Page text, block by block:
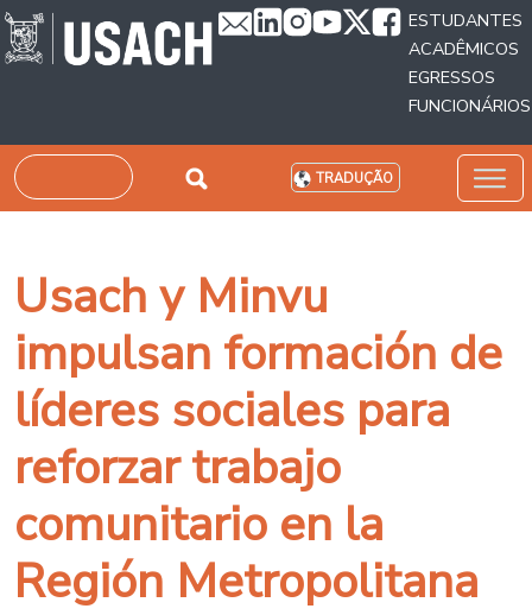
Passar para o conteúdo principal
ESTUDANTES
ACADÊMICOS
EGRESSOS
FUNCIONÁRIOS
Pesquisar TRADUÇÃO
Usach y Minvu
impulsan formación de
líderes sociales para
reforzar trabajo
comunitario en la
Región Metropolitana